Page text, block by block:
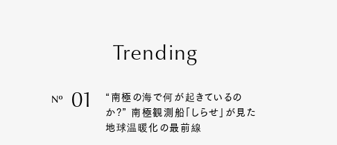
Trending
Nº 01
“南極の海で何が起きているの
か?” 南極観測船「しらせ」が見た
地球温暖化の最前線